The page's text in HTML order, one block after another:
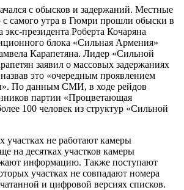
с обысков и задержаний. Местные
самого утра в Гюмри прошли обыски в
экс-президента Роберта Кочаряна
блока «Сильная Армения»
Карапетяна. Лидер «Сильной
заявил о массовых задержаниях
это «очередным проявлением
По данным СМИ, в ходе рейдов
партии «Процветающая
100 человек из структур «Сильной
участках не работают камеры
на десятках участков камеры
информацию. Также поступают
участках не совпадают номера
и цифровой версиях списков.